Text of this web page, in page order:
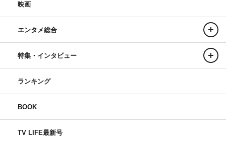
映画
エンタメ総合
特集・インタビュー
ランキング
BOOK
TV LIFE最新号